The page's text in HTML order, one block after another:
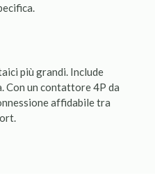
più grandi. Include
Con un contattore 4P da
affidabile tra